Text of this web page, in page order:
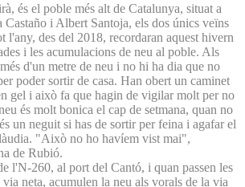
és el poble més alt de Catalunya, situat a
Castaño i Albert Santoja, els dos únics veïns
l'any, des del 2018, recordaran aquest hivern
i les acumulacions de neu al poble. Als
d'un metre de neu i no hi ha dia que no
poder sortir de casa. Han obert un caminet
gel i això fa que hagin de vigilar molt per no
és molt bonica el cap de setmana, quan no
un neguit si has de sortir per feina i agafar el
"Això no ho havíem vist mai",
de Rubió.
l'N-260, al port del Cantó, i quan passen les
neta, acumulen la neu als vorals de la via